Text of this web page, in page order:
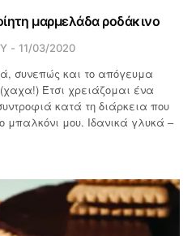
μαρμελάδα ροδάκινο
11/03/2020
συνεπώς και το απόγευμα
Έτσι χρειάζομαι ένα
κατά τη διάρκεια που
μου. Ιδανικά γλυκά –